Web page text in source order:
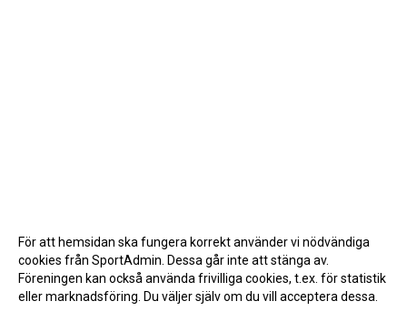
För att hemsidan ska fungera korrekt använder vi nödvändiga
cookies från SportAdmin. Dessa går inte att stänga av.
Föreningen kan också använda frivilliga cookies, t.ex. för statistik
eller marknadsföring. Du väljer själv om du vill acceptera dessa.